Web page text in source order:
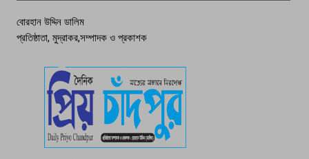
পচা দুর্গন্ধে ৯৯৯-এ ফোন, ফরিদগঞ্জে
তরুণের অর্ধগলিত লাশ উদ্ধার
বোরহান উদ্দিন ডালিম
প্রতিষ্ঠাতা, মুদ্রাকর,সম্পাদক ও প্রকাশক